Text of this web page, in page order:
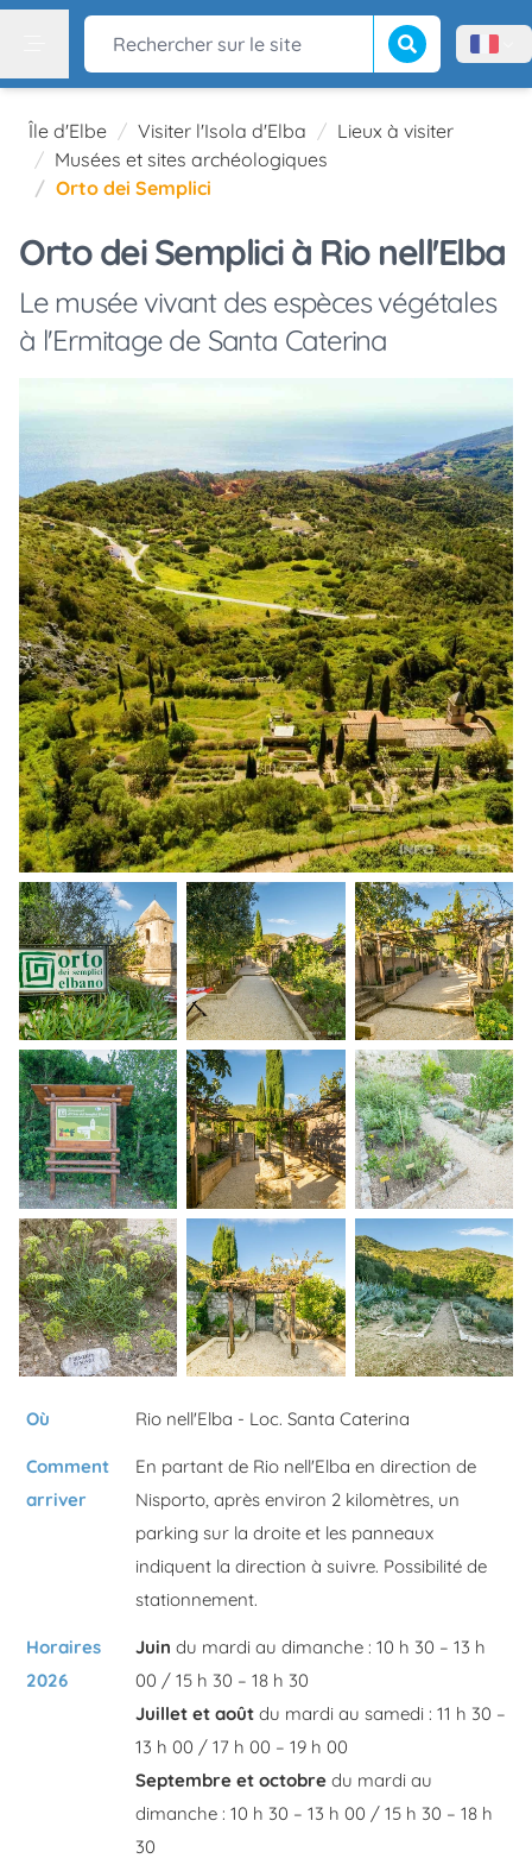
Rechercher sur le site Lancer la Menù
Île d'Elbe Visiter l'Isola d'Elba
Lieux à visiter
Musées et sites archéologiques
Orto dei Semplici
Orto dei Semplici à Rio nell'Elba
Le musée vivant des espèces végétales
à l'Ermitage de Santa Caterina
Où Rio nell'Elba - Loc. Santa Caterina
Comment
arriver
En partant de Rio nell'Elba en direction de
Nisporto, après environ 2 kilomètres, un
parking sur la droite et les panneaux
indiquent la direction à suivre. Possibilité de
stationnement.
Horaires
2026
Juin du mardi au dimanche : 10 h 30 – 13 h
00 / 15 h 30 – 18 h 30
Juillet et août du mardi au samedi : 11 h 30 –
13 h 00 / 17 h 00 – 19 h 00
Septembre et octobre du mardi au
dimanche : 10 h 30 – 13 h 00 / 15 h 30 – 18 h
30